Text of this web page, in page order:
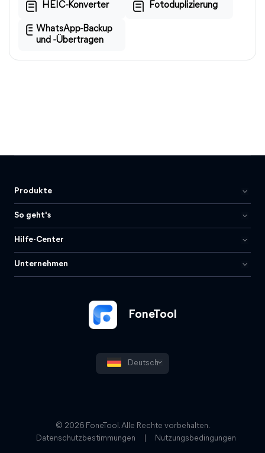
HEIC-Konverter Fotoduplizierung
WhatsApp-Backup
und -Übertragen
FoneTool
Deutsch
Produkte
So geht's
Hilfe-Center
Unternehmen
© 2026 FoneTool. Alle Rechte vorbehalten.
Datenschutzbestimmungen
Nutzungsbedingungen